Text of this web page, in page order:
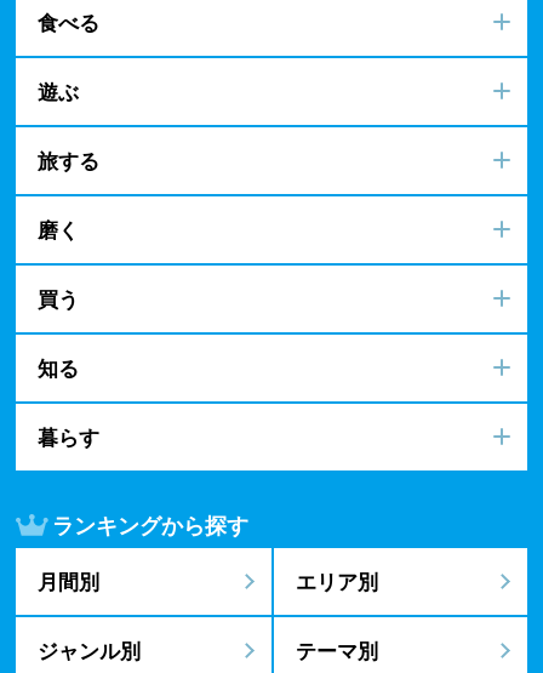
食べる
遊ぶ
旅する
磨く
買う
知る
暮らす
ランキングから探す
月間別 エリア別
ジャンル別 テーマ別